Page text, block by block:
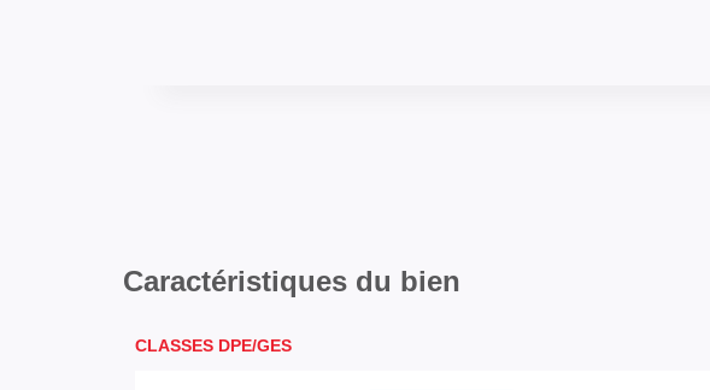
Caractéristiques du bien
CLASSES DPE/GES